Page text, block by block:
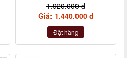
1.920.000 đ
Giá: 1.440.000 đ
Đặt hàng